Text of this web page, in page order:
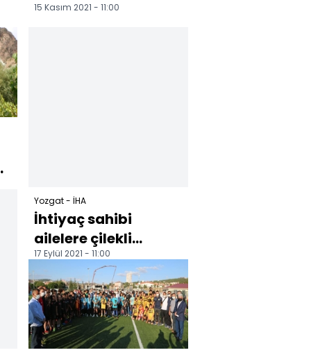
maçında beğeni
15 Kasım 2021 - 11:00
Yozgat - İHA
İhtiyaç sahibi
ailelere çilekli
destek
17 Eylül 2021 - 11:00